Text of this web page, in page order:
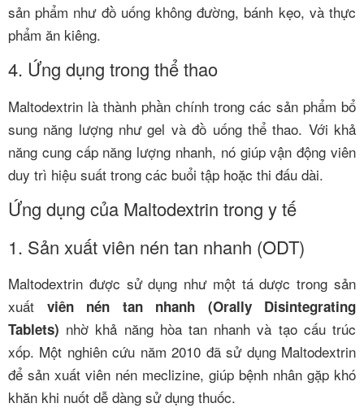
sản phẩm như đồ uống không đường, bánh kẹo, và thực
phẩm ăn kiêng.
4. Ứng dụng trong thể thao
Maltodextrin là thành phần chính trong các sản phẩm bổ
sung năng lượng như gel và đồ uống thể thao. Với khả
năng cung cấp năng lượng nhanh, nó giúp vận động viên
duy trì hiệu suất trong các buổi tập hoặc thi đấu dài.
Ứng dụng của Maltodextrin trong y tế
1. Sản xuất viên nén tan nhanh (ODT)
Maltodextrin được sử dụng như một tá dược trong sản
xuất viên nén tan nhanh (Orally Disintegrating
Tablets) nhờ khả năng hòa tan nhanh và tạo cấu trúc
xốp. Một nghiên cứu năm 2010 đã sử dụng Maltodextrin
để sản xuất viên nén meclizine, giúp bệnh nhân gặp khó
khăn khi nuốt dễ dàng sử dụng thuốc.